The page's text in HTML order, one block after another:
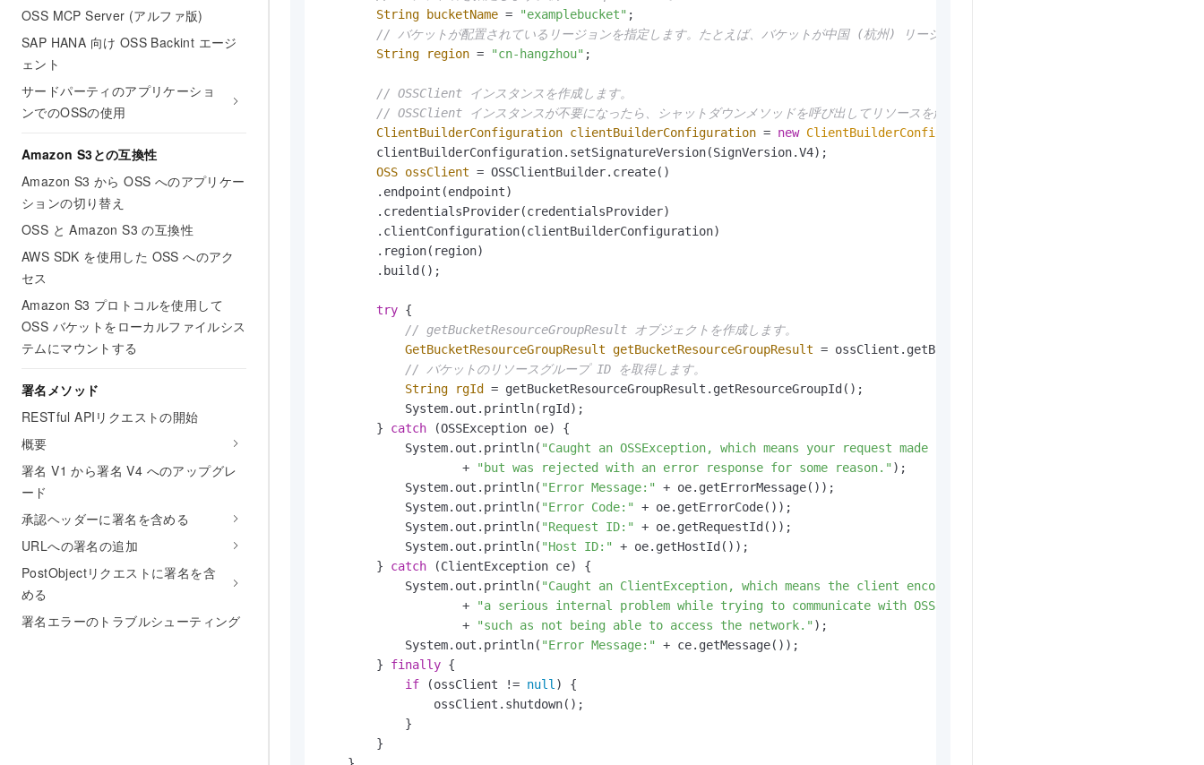
OSS MCP Server (アルファ版)
SAP HANA 向け OSS Backint エージ
ェント
サードパーティのアプリケーショ
ンでのOSSの使用
Amazon S3との互換性
Amazon S3 から OSS へのアプリケー
ションの切り替え
OSS と Amazon S3 の互換性
AWS SDK を使用した OSS へのアク
セス
Amazon S3 プロトコルを使用して
OSS バケットをローカルファイルシス
テムにマウントする
署名メソッド
RESTful APIリクエストの開始
概要
署名 V1 から署名 V4 へのアップグレ
ード
承認ヘッダーに署名を含める
URLへの署名の追加
PostObjectリクエストに署名を含
める
署名エラーのトラブルシューティング
String
bucketName = "examplebucket" ;
// バケットが配置されているリージョンを指定します。たとえば、バケットが中国 (杭州) リージョンにある場合は、リージョンを cn-
String
region = "cn-hangzhou" ;
// OSSClient インスタンスを作成します。
// OSSClient インスタンスが不要になったら、シャットダウンメソッドを呼び出してリソースを解放します。
ClientBuilderConfiguration clientBuilderConfiguration = new ClientBuilderConfiguration
        clientBuilderConfiguration.setSignatureVersion(SignVersion.V4);
OSS ossClient = OSSClientBuilder.create()
        .endpoint(endpoint)
        .credentialsProvider(credentialsProvider)
        .clientConfiguration(clientBuilderConfiguration)
        .region(region)
        .build();
try {
// getBucketResourceGroupResult オブジェクトを作成します。
GetBucketResourceGroupResult getBucketResourceGroupResult = ossClient.getBucketResourceGroup(bucketName);
// バケットのリソースグループ ID を取得します。
String
rgId = getBucketResourceGroupResult.getResourceGroupId();
            System.out.println(rgId);
        }
catch (OSSException oe) {
            System.out.println(
"Caught an OSSException, which means your request made it to OSS, "
                    +
"but was rejected with an error response for some reason." );
            System.out.println(
"Error Message:"
+ oe.getErrorMessage());
            System.out.println(
"Error Code:"
+ oe.getErrorCode());
            System.out.println(
"Request ID:"
+ oe.getRequestId());
            System.out.println(
"Host ID:"
+ oe.getHostId());
        }
catch (ClientException ce) {
            System.out.println(
"Caught an ClientException, which means the client encountered "
                    +
"a serious internal problem while trying to communicate with OSS, "
                    +
"such as not being able to access the network." );
            System.out.println(
"Error Message:"
+ ce.getMessage());
        }
finally {
if (ossClient != null) {
                ossClient.shutdown();
            }
        }